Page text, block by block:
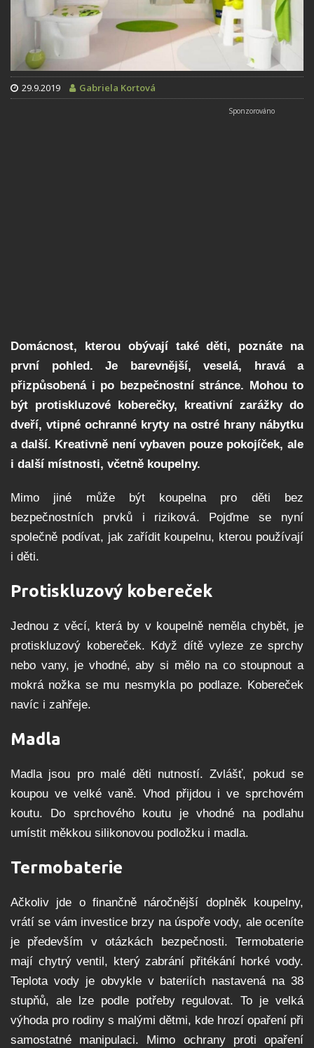
29.9.2019 Gabriela Kortová
Domácnost, kterou obývají také děti, poznáte na
první pohled. Je barevnější, veselá, hravá a
přizpůsobená i po bezpečnostní stránce. Mohou to
být protiskluzové koberečky, kreativní zarážky do
dveří, vtipné ochranné kryty na ostré hrany nábytku
a další. Kreativně není vybaven pouze pokojíček, ale
i další místnosti, včetně koupelny.
Mimo jiné může být koupelna pro děti bez
bezpečnostních prvků i riziková. Pojďme se nyní
společně podívat, jak zařídit koupelnu, kterou používají
i děti.
Protiskluzový kobereček
Jednou z věcí, která by v koupelně neměla chybět, je
protiskluzový kobereček. Když dítě vyleze ze sprchy
nebo vany, je vhodné, aby si mělo na co stoupnout a
mokrá nožka se mu nesmykla po podlaze. Kobereček
navíc i zahřeje.
Madla
Madla jsou pro malé děti nutností. Zvlášť, pokud se
koupou ve velké vaně. Vhod přijdou i ve sprchovém
koutu. Do sprchového koutu je vhodné na podlahu
umístit měkkou silikonovou podložku i madla.
Termobaterie
Ačkoliv jde o finančně náročnější doplněk koupelny,
vrátí se vám investice brzy na úspoře vody, ale oceníte
je především v otázkách bezpečnosti. Termobaterie
mají chytrý ventil, který zabrání přitékání horké vody.
Teplota vody je obvykle v bateriích nastavená na 38
stupňů, ale lze podle potřeby regulovat. To je velká
výhoda pro rodiny s malými dětmi, kde hrozí opaření při
samostatné manipulaci. Mimo ochrany proti opaření